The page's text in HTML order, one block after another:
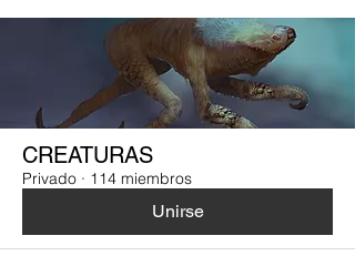
CREATURAS
Privado · 114 miembros
Unirse